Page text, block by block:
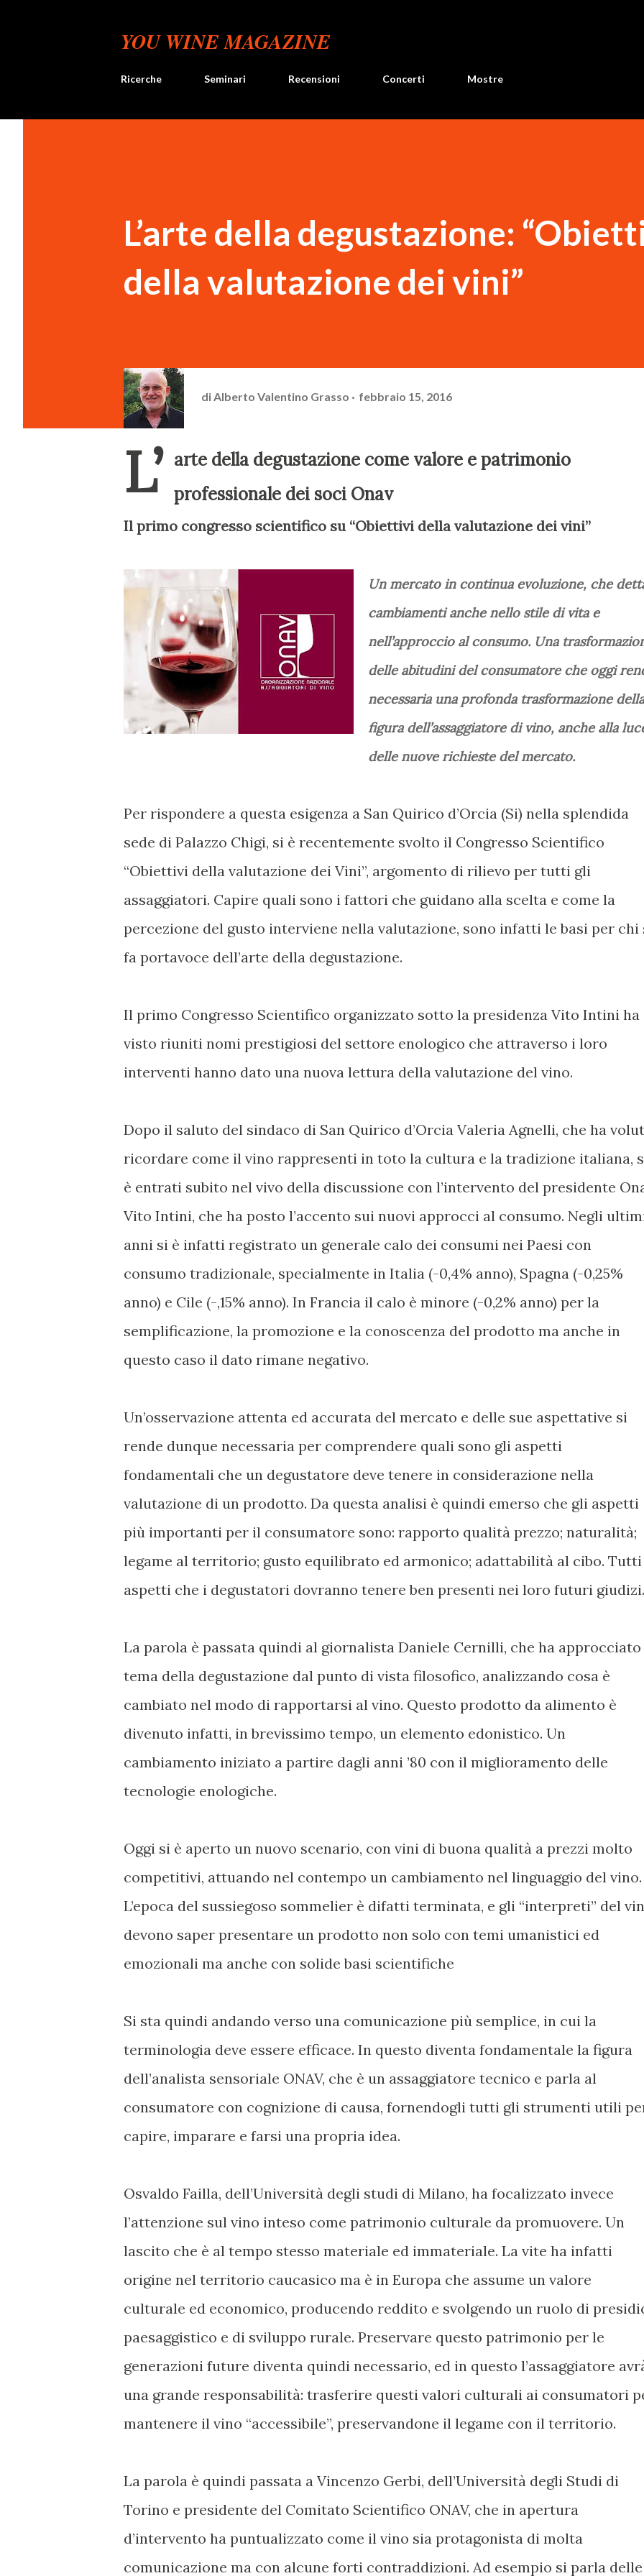
YOU WINE MAGAZINE
Ricerche Seminari Recensioni Concerti Mostre
L’arte della degustazione:
della valutazione dei vini”
di Alberto Valentino Grasso febbraio 15, 2016
L’ arte della degustazione come valore e patrimonio
professionale dei soci Onav
Il primo congresso scientifico su “Obiettivi della valutazione dei vini”
Un mercato in continua evoluzione, che
cambiamenti anche nello stile di vita e
nell’approccio al consumo. Una
delle abitudini del consumatore che oggi
necessaria una profonda trasformazione della
figura dell’assaggiatore di vino, anche alla
delle nuove richieste del mercato.
Per rispondere a questa esigenza a San Quirico d’Orcia (Si) nella splendida
sede di Palazzo Chigi, si è recentemente svolto il Congresso Scientifico
“Obiettivi della valutazione dei Vini”, argomento di rilievo per tutti gli
assaggiatori. Capire quali sono i fattori che guidano alla scelta e come la
percezione del gusto interviene nella valutazione, sono infatti le basi per chi
fa portavoce dell’arte della degustazione.
Il primo Congresso Scientifico organizzato sotto la presidenza Vito Intini ha
visto riuniti nomi prestigiosi del settore enologico che attraverso i loro
interventi hanno dato una nuova lettura della valutazione del vino.
Dopo il saluto del sindaco di San Quirico d’Orcia Valeria Agnelli, che ha
ricordare come il vino rappresenti in toto la cultura e la tradizione italiana,
è entrati subito nel vivo della discussione con l’intervento del presidente
Vito Intini, che ha posto l’accento sui nuovi approcci al consumo. Negli
anni si è infatti registrato un generale calo dei consumi nei Paesi con
consumo tradizionale, specialmente in Italia (-0,4% anno), Spagna (-0,25%
anno) e Cile (-,15% anno). In Francia il calo è minore (-0,2% anno) per la
semplificazione, la promozione e la conoscenza del prodotto ma anche in
questo caso il dato rimane negativo.
Un’osservazione attenta ed accurata del mercato e delle sue aspettative si
rende dunque necessaria per comprendere quali sono gli aspetti
fondamentali che un degustatore deve tenere in considerazione nella
valutazione di un prodotto. Da questa analisi è quindi emerso che gli aspetti
più importanti per il consumatore sono: rapporto qualità prezzo; naturalità;
legame al territorio; gusto equilibrato ed armonico; adattabilità al cibo. Tutti
aspetti che i degustatori dovranno tenere ben presenti nei loro futuri giudizi.
La parola è passata quindi al giornalista Daniele Cernilli, che ha
tema della degustazione dal punto di vista filosofico, analizzando cosa è
cambiato nel modo di rapportarsi al vino. Questo prodotto da alimento è
divenuto infatti, in brevissimo tempo, un elemento edonistico. Un
cambiamento iniziato a partire dagli anni ’80 con il miglioramento delle
tecnologie enologiche.
Oggi si è aperto un nuovo scenario, con vini di buona qualità a prezzi molto
competitivi, attuando nel contempo un cambiamento nel linguaggio del vino.
L’epoca del sussiegoso sommelier è difatti terminata, e gli “interpreti” del
devono saper presentare un prodotto non solo con temi umanistici ed
emozionali ma anche con solide basi scientifiche
Si sta quindi andando verso una comunicazione più semplice, in cui la
terminologia deve essere efficace. In questo diventa fondamentale la figura
dell’analista sensoriale ONAV, che è un assaggiatore tecnico e parla al
consumatore con cognizione di causa, fornendogli tutti gli strumenti utili
capire, imparare e farsi una propria idea.
Osvaldo Failla, dell’Università degli studi di Milano, ha focalizzato invece
l’attenzione sul vino inteso come patrimonio culturale da promuovere. Un
lascito che è al tempo stesso materiale ed immateriale. La vite ha infatti
origine nel territorio caucasico ma è in Europa che assume un valore
culturale ed economico, producendo reddito e svolgendo un ruolo di
paesaggistico e di sviluppo rurale. Preservare questo patrimonio per le
generazioni future diventa quindi necessario, ed in questo l’assaggiatore
una grande responsabilità: trasferire questi valori culturali ai consumatori
mantenere il vino “accessibile”, preservandone il legame con il territorio.
La parola è quindi passata a Vincenzo Gerbi, dell’Università degli Studi di
Torino e presidente del Comitato Scientifico ONAV, che in apertura
d’intervento ha puntualizzato come il vino sia protagonista di molta
comunicazione ma con alcune forti contraddizioni. Ad esempio si parla delle